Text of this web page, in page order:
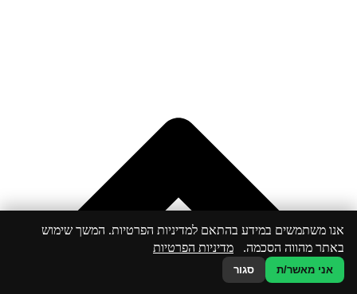
אנו משתמשים במידע בהתאם למדיניות הפרטיות. המשך שימוש
באתר מהווה הסכמה. מדיניות הפרטיות
אני מאשר/ת סגור